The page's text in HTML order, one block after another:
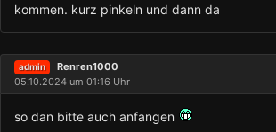
kommen. kurz pinkeln und dann da
admin
Renren1000
05.10.2024 um 01:16 Uhr
so dan bitte auch anfangen